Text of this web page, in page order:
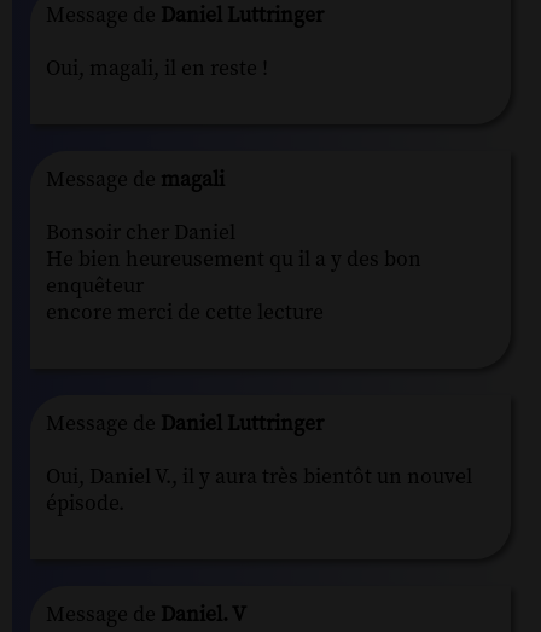
Message de Daniel Luttringer
Oui, magali, il en reste !
Message de magali
Bonsoir cher Daniel
He bien heureusement qu il a y des bon
enquêteur
encore merci de cette lecture
Message de Daniel Luttringer
Oui, Daniel V., il y aura très bientôt un nouvel
épisode.
Message de Daniel. V